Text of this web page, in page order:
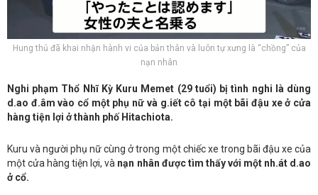
Hung thủ đã khai nhận hành vi của bản thân và luôn tự xưng là “chồng” của
nạn nhân
Nghi phạm Thổ Nhĩ Kỳ Kuru Memet (29 tuổi) bị tình nghi là dùng
d.ao đ.âm vào cổ một phụ nữ và g.iết cô tại một bãi đậu xe ở cửa
hàng tiện lợi ở thành phố Hitachiota.
Kuru và người phụ nữ cùng ở trong một chiếc xe trong bãi đậu xe của
một cửa hàng tiện lợi, và nạn nhân được tìm thấy với một nh.át d.ao
ở cổ.